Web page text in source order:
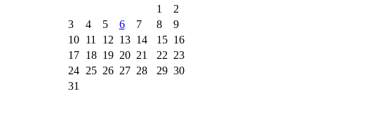
1
2
3
4 5 6 7 8
9
10
11 12 13 14 15 16
17
18 19 20 21 22 23
24
25 26 27 28 29 30
31